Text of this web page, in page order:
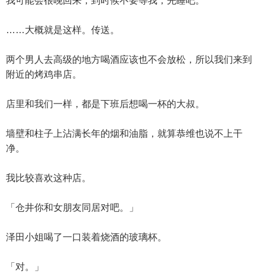
……大概就是这样。传送。
两个男人去高级的地方喝酒应该也不会放松，所以我们来到
附近的烤鸡串店。
店里和我们一样，都是下班后想喝一杯的大叔。
墙壁和柱子上沾满长年的烟和油脂，就算恭维也说不上干
净。
我比较喜欢这种店。
「仓井你和女朋友同居对吧。」
泽田小姐喝了一口装着烧酒的玻璃杯。
「对。」